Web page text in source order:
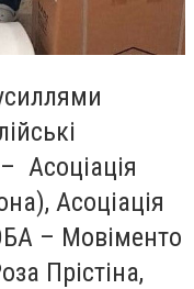
Асоціація
Асоціація
– Мовіменто
Прістіна,